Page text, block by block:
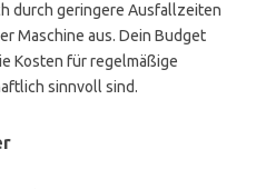
durch geringere Ausfallzeiten
Maschine aus. Dein Budget
Kosten für regelmäßige
sinnvoll sind.